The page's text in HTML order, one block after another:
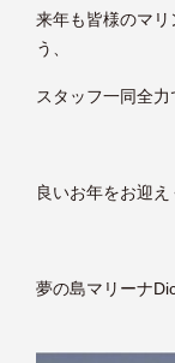
来年も皆様のマ
う、
スタッフ一同全力
良いお年をお迎え
夢の島マリーナ